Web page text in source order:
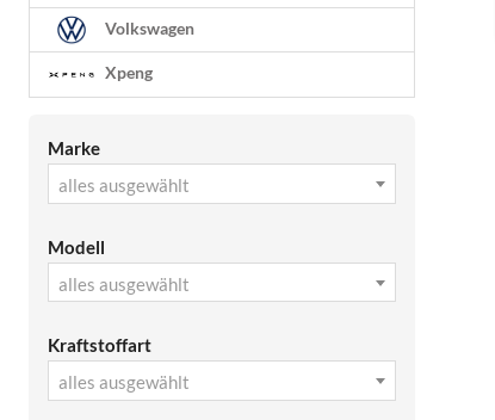
Volkswagen
Xpeng
Marke
alles ausgewählt
Modell
alles ausgewählt
Kraftstoffart
alles ausgewählt